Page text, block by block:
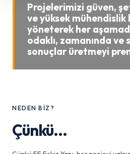
Projelerimizi güven,
ve yüksek
yöneterek her
odaklı, zamanında
sonuçlar üretmeyi
NEDEN BIZ?
Çünkü...